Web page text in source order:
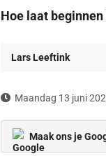
Hoe laat
Lars Leeftink
Maandag 13 juni
Maak ons je